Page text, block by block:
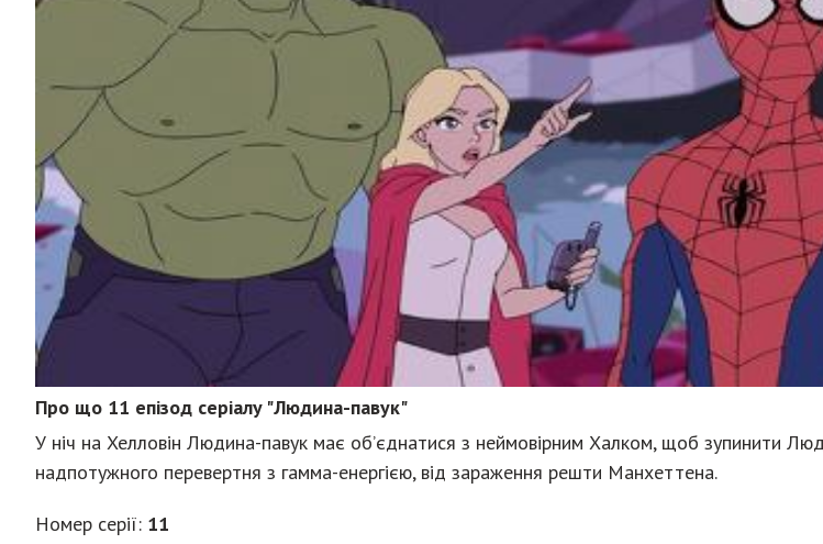
Про що 11 епізод серіалу "Людина-павук"
У ніч на Хелловін Людина-павук має об’єднатися з неймовірним Халком, щоб зупинити
надпотужного перевертня з гамма-енергією, від зараження решти Манхеттена.
Номер серії: 11